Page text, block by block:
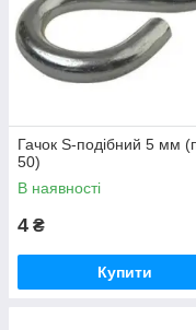
Гачок S-подібний 5 мм
50)
В наявності
4 ₴
Купити